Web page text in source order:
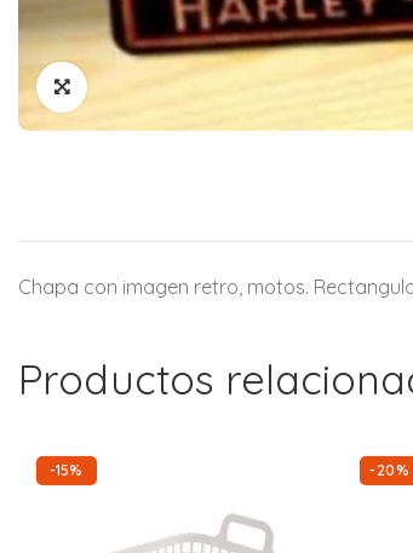
Chapa con imagen retro, motos.
Productos
-15% -20%